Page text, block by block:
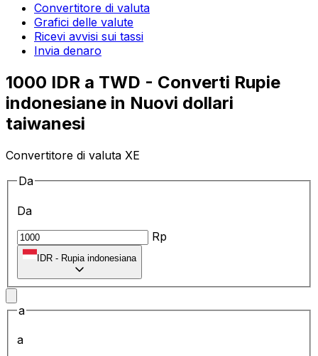
Convertitore di valuta
Grafici delle valute
Ricevi avvisi sui tassi
Invia denaro
1000 IDR a TWD - Converti Rupie
indonesiane in Nuovi dollari
taiwanesi
Convertitore di valuta XE
Da
Da
Rp
IDR - Rupia indonesiana
a
a